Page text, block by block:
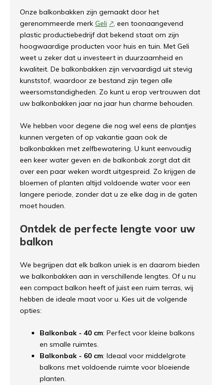
Onze balkonbakken zijn gemaakt door het
gerenommeerde merk Geli
, een toonaangevend
plastic productiebedrijf dat bekend staat om zijn
hoogwaardige producten voor huis en tuin. Met Geli
weet u zeker dat u investeert in duurzaamheid en
kwaliteit. De balkonbakken zijn vervaardigd uit stevig
kunststof, waardoor ze bestand zijn tegen alle
weersomstandigheden. Zo kunt u erop vertrouwen dat
uw balkonbakken jaar na jaar hun charme behouden.
We hebben voor degene die nog wel eens de plantjes
kunnen vergeten of op vakantie gaan ook de
balkonbakken met zelfbewatering. U kunt eenvoudig
een keer water geven en de balkonbak zorgt dat dit
over een paar weken wordt uitgespreid. Zo krijgen de
bloemen of planten altijd voldoende water voor een
langere periode, zonder dat u ze elke dag in de gaten
moet houden.
Ontdek de perfecte lengte voor uw
balkon
We begrijpen dat elk balkon uniek is en daarom bieden
we balkonbakken aan in verschillende lengtes. Of u nu
een compact balkon heeft of juist een ruim terras, wij
hebben de ideale maat voor u. Kies uit de volgende
opties:
Balkonbak - 40 cm: Perfect voor kleine balkons
en smalle ruimtes.
Balkonbak - 60 cm: Ideaal voor middelgrote
balkons met voldoende ruimte voor bloeiende
planten.